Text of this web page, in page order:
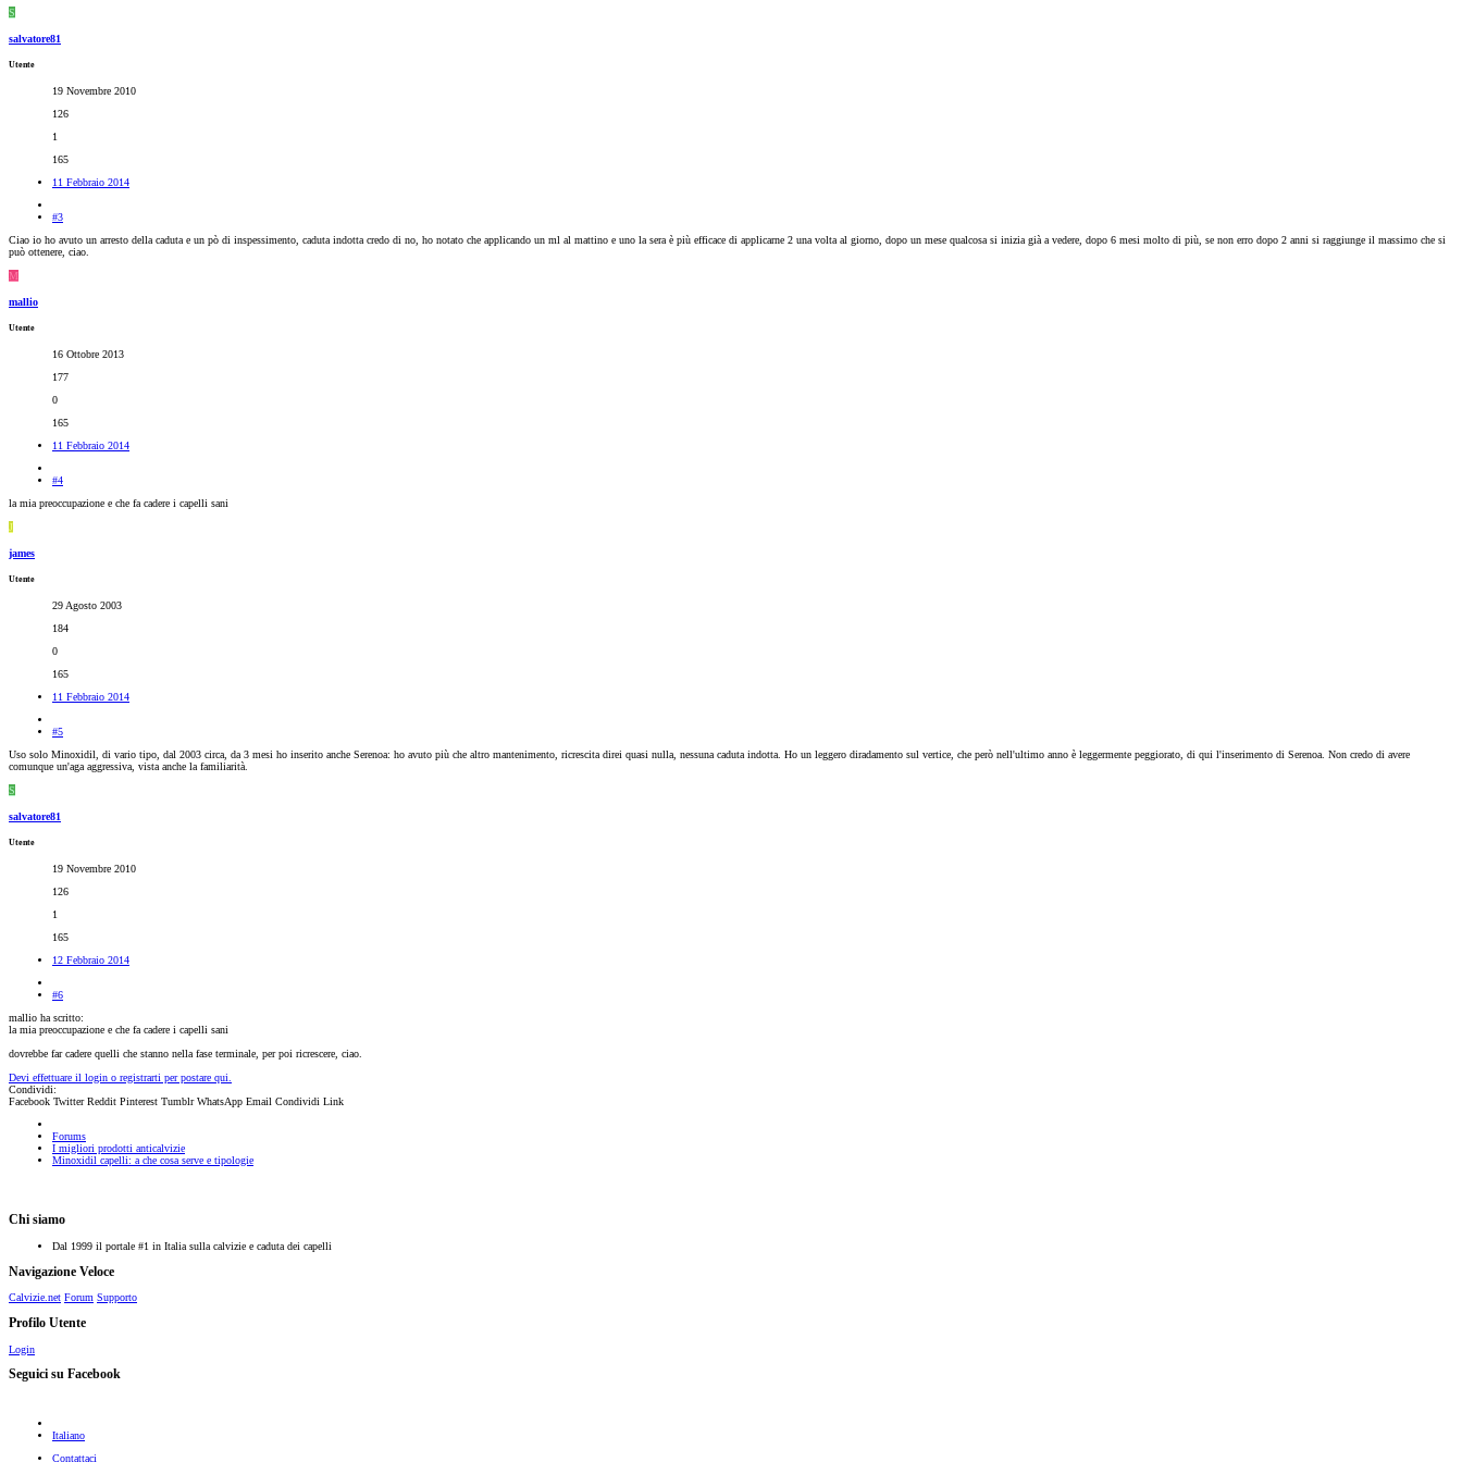
S
salvatore81
Utente
19 Novembre 2010
126
1
165
11 Febbraio 2014
#3
Ciao io ho avuto un arresto della caduta e un pò di inspessimento, caduta indotta credo di no, ho notato che applicando un ml al mattino e uno la sera è più efficace di applicarne 2 una volta al giorno, dopo un mese qualcosa si inizia già a vedere, dopo 6 mesi molto di più, se non erro dopo 2 anni si raggiunge il massimo che si
può ottenere, ciao.
M
mallio
Utente
16 Ottobre 2013
177
0
165
11 Febbraio 2014
#4
la mia preoccupazione e che fa cadere i capelli sani
J
james
Utente
29 Agosto 2003
184
0
165
11 Febbraio 2014
#5
Uso solo Minoxidil, di vario tipo, dal 2003 circa, da 3 mesi ho inserito anche Serenoa: ho avuto più che altro mantenimento, ricrescita direi quasi nulla, nessuna caduta indotta. Ho un leggero diradamento sul vertice, che però nell'ultimo anno è leggermente peggiorato, di qui l'inserimento di Serenoa. Non credo di avere
comunque un'aga aggressiva, vista anche la familiarità.
S
salvatore81
Utente
19 Novembre 2010
126
1
165
12 Febbraio 2014
#6
mallio ha scritto:
la mia preoccupazione e che fa cadere i capelli sani
dovrebbe far cadere quelli che stanno nella fase terminale, per poi ricrescere, ciao.
Devi effettuare il login o registrarti per postare qui.
Condividi:
Facebook Twitter Reddit Pinterest Tumblr WhatsApp Email Condividi Link
Forums
I migliori prodotti anticalvizie
Minoxidil capelli: a che cosa serve e tipologie
Chi siamo
Dal 1999 il portale #1 in Italia sulla calvizie e caduta dei capelli
Navigazione Veloce
Calvizie.net Forum Supporto
Profilo Utente
Login
Seguici su Facebook
Italiano
Contattaci